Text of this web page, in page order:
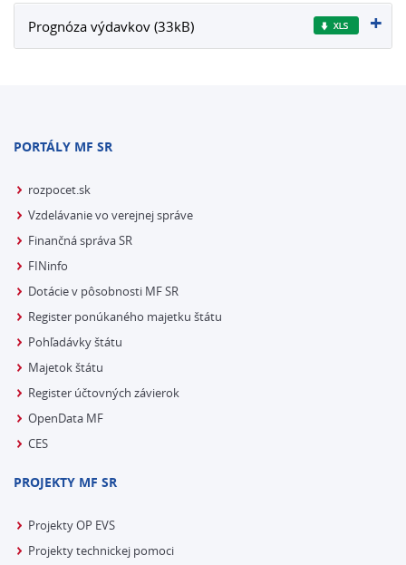
Prognóza výdavkov (33kB)
PORTÁLY MF SR
rozpocet.sk
Vzdelávanie vo verejnej správe
Finančná správa SR
FINinfo
Dotácie v pôsobnosti MF SR
Register ponúkaného majetku štátu
Pohľadávky štátu
Majetok štátu
Register účtovných závierok
OpenData MF
CES
PROJEKTY MF SR
Projekty OP EVS
Projekty technickej pomoci